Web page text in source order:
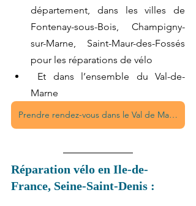
département, dans les villes de
Fontenay-sous-Bois, Champigny-
sur-Marne, Saint-Maur-des-Fossés
pour les réparations de vélo
Marne
Prendre rendez-vous dans le Val de Marne
Réparation vélo en Ile-de-
France, Seine-Saint-Denis :